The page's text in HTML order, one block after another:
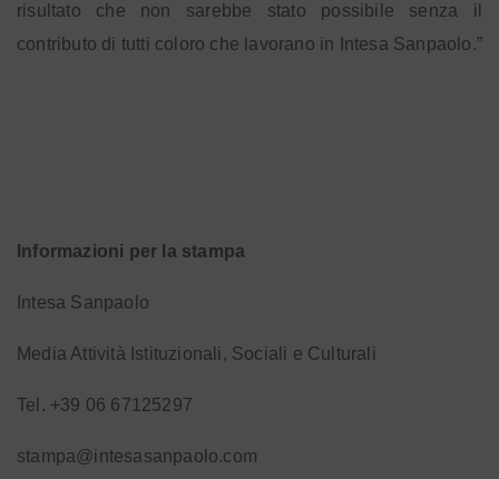
risultato che non sarebbe stato possibile senza il
contributo di tutti coloro che lavorano in Intesa Sanpaolo.”
Informazioni per la stampa
Intesa Sanpaolo
Media Attività Istituzionali, Sociali e Culturali
Tel. +39 06 67125297
stampa@intesasanpaolo.com